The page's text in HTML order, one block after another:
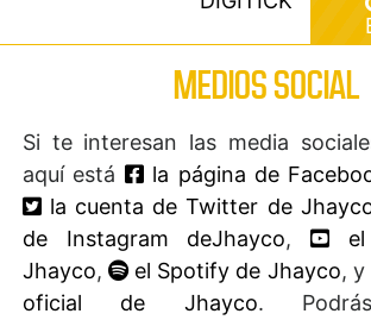
MEDIOS SOCIAL
Si te interesan las media
aquí está
la página de
la cuenta de Twitter de
de Instagram deJhayco,
el
Jhayco, el Spotify de Jhayco, y
oficial de Jhayco.